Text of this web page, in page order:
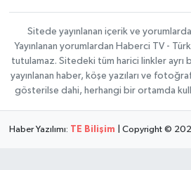
Sitede yayınlanan içerik ve
Yayınlanan yorumlardan Haberci TV -
tutulamaz. Sitedeki tüm harici linkler ayrı
yayınlanan haber, köşe yazıları ve
gösterilse dahi, herhangi bir ortamda
Haber Yazılımı: TE Bilişim | Copyright ©